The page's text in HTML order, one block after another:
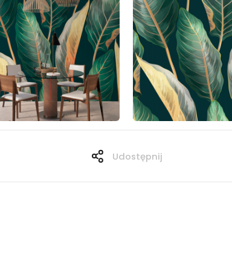
Udostępnij